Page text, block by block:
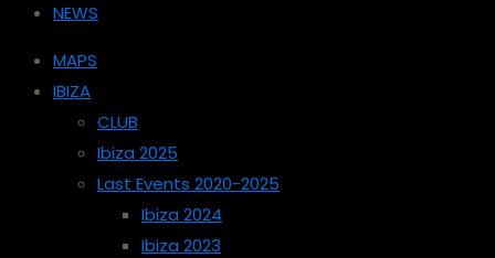
NEWS
MAPS
IBIZA
CLUB
Ibiza 2025
Last Events 2020-2025
Ibiza 2024
Ibiza 2023